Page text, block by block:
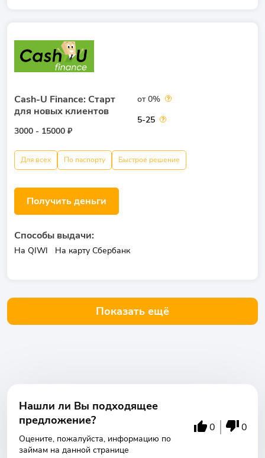
Cash-U Finance: Старт
для новых клиентов
3000 - 15000 ₽
от 0%
5-25
Для всех По паспорту Быстрое решение
Получить деньги
Способы выдачи:
На QIWI На карту Сбербанк
Показать ещё
Нашли ли Вы подходящее
предложение?
Оцените, пожалуйста, информацию по
займам на данной странице
0 0